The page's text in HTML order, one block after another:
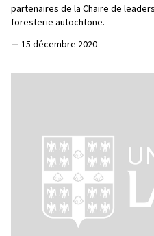
partenaires de la Chaire de
foresterie autochtone.
— 15 décembre 2020